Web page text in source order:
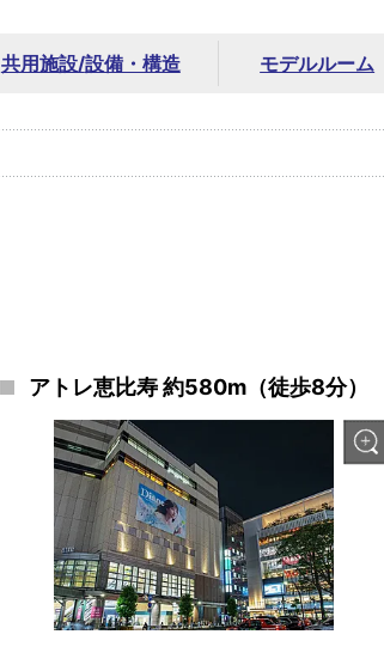
共用施設/設備・構造 モデルルーム
アトレ恵比寿 約580m（徒歩8分）